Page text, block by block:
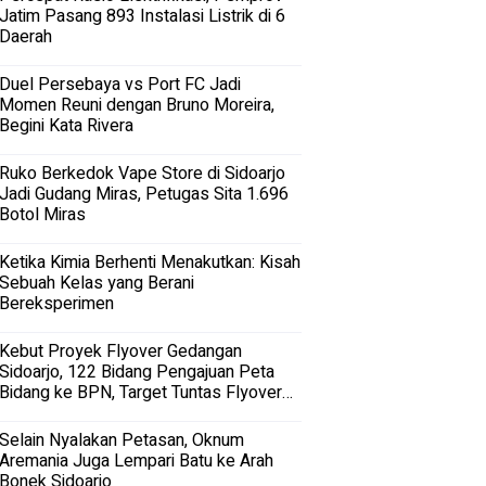
Jatim Pasang 893 Instalasi Listrik di 6
Daerah
Duel Persebaya vs Port FC Jadi
Momen Reuni dengan Bruno Moreira,
Begini Kata Rivera
Ruko Berkedok Vape Store di Sidoarjo
Jadi Gudang Miras, Petugas Sita 1.696
Botol Miras
Ketika Kimia Berhenti Menakutkan: Kisah
Sebuah Kelas yang Berani
Bereksperimen
Kebut Proyek Flyover Gedangan
Sidoarjo, 122 Bidang Pengajuan Peta
Bidang ke BPN, Target Tuntas Flyover
Selain Nyalakan Petasan, Oknum
Aremania Juga Lempari Batu ke Arah